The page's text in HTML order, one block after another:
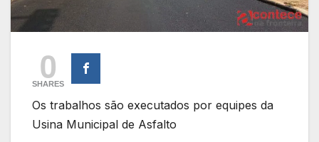
0
SHARES
Os trabalhos são executados por equipes da
Usina Municipal de Asfalto